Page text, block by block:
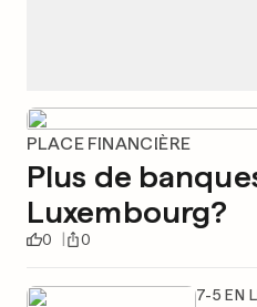
PLACE FINANCIÈRE
Plus de
Luxembourg?
0 0
7-5 EN